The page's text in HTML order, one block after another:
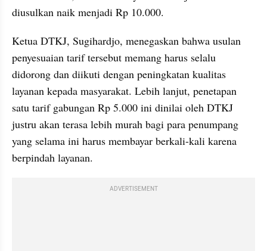
diusulkan naik menjadi Rp 10.000.
Ketua DTKJ, Sugihardjo, menegaskan bahwa usulan
penyesuaian tarif tersebut memang harus selalu
didorong dan diikuti dengan peningkatan kualitas
layanan kepada masyarakat. Lebih lanjut, penetapan
satu tarif gabungan Rp 5.000 ini dinilai oleh DTKJ
justru akan terasa lebih murah bagi para penumpang
yang selama ini harus membayar berkali-kali karena
berpindah layanan.
ADVERTISEMENT